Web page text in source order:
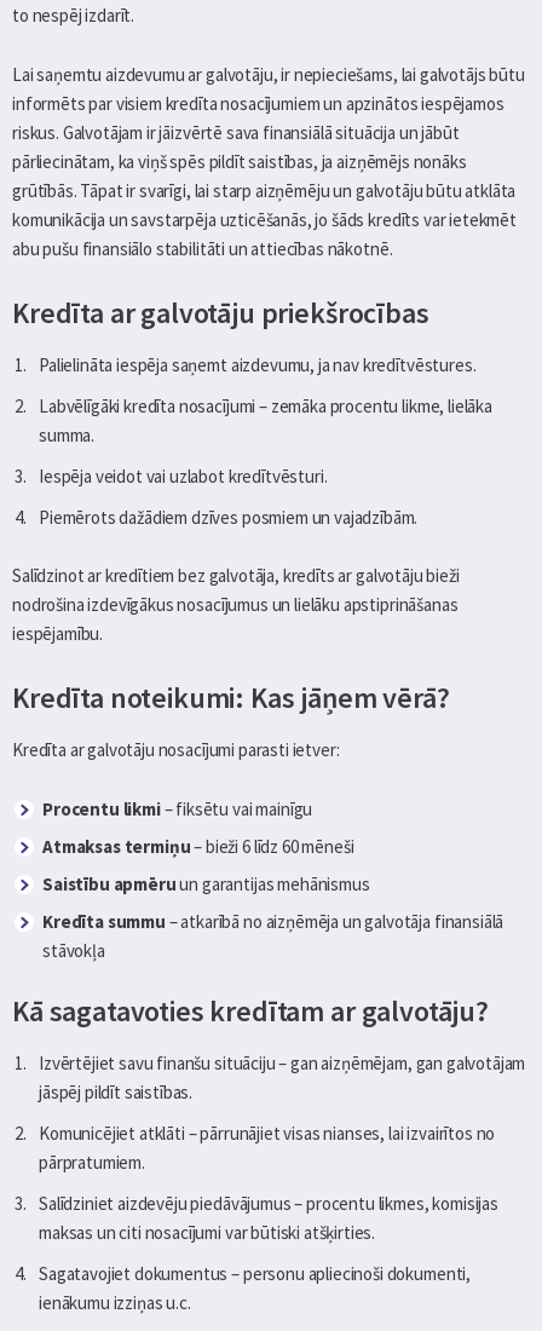
to nespēj izdarīt.
Lai saņemtu aizdevumu ar galvotāju, ir nepieciešams, lai galvotājs būtu
informēts par visiem kredīta nosacījumiem un apzinātos iespējamos
riskus. Galvotājam ir jāizvērtē sava finansiālā situācija un jābūt
pārliecinātam, ka viņš spēs pildīt saistības, ja aizņēmējs nonāks
grūtībās. Tāpat ir svarīgi, lai starp aizņēmēju un galvotāju būtu atklāta
komunikācija un savstarpēja uzticēšanās, jo šāds kredīts var ietekmēt
abu pušu finansiālo stabilitāti un attiecības nākotnē.
Kredīta ar galvotāju priekšrocības
Palielināta iespēja saņemt aizdevumu, ja nav kredītvēstures.
Labvēlīgāki kredīta nosacījumi – zemāka procentu likme, lielāka
summa.
Iespēja veidot vai uzlabot kredītvēsturi.
Piemērots dažādiem dzīves posmiem un vajadzībām.
Salīdzinot ar kredītiem bez galvotāja, kredīts ar galvotāju bieži
nodrošina izdevīgākus nosacījumus un lielāku apstiprināšanas
iespējamību.
Kredīta noteikumi: Kas jāņem vērā?
Kredīta ar galvotāju nosacījumi parasti ietver:
Procentu likmi– fiksētu vai mainīgu
Atmaksas termiņu– bieži 6 līdz 60 mēneši
Saistību apmēruun garantijas mehānismus
Kredīta summu – atkarībā no aizņēmēja un galvotāja finansiālā
stāvokļa
Kā sagatavoties kredītam ar galvotāju?
Izvērtējiet savu finanšu situāciju – gan aizņēmējam, gan galvotājam
jāspēj pildīt saistības.
Komunicējiet atklāti – pārrunājiet visas nianses, lai izvairītos no
pārpratumiem.
Salīdziniet aizdevēju piedāvājumus – procentu likmes, komisijas
maksas un citi nosacījumi var būtiski atšķirties.
Sagatavojiet dokumentus – personu apliecinoši dokumenti,
ienākumu izziņas u.c.